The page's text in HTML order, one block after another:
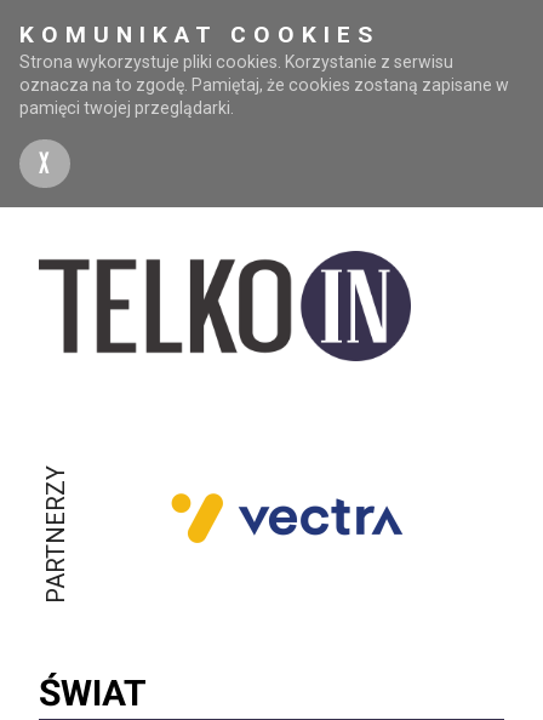
KOMUNIKAT COOKIES
Strona wykorzystuje pliki cookies. Korzystanie z serwisu
oznacza na to zgodę. Pamiętaj, że cookies zostaną zapisane w
pamięci twojej przeglądarki.
X
PARTNERZY
ŚWIAT